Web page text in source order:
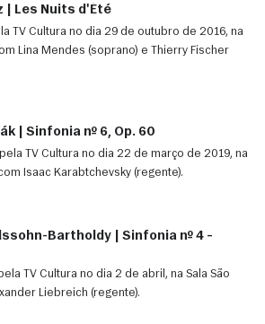
| Les Nuits d'Été
TV Cultura no dia 29 de outubro de 2016, na
Lina Mendes (soprano) e Thierry Fischer
| Sinfonia nº 6, Op. 60
TV Cultura no dia 22 de março de 2019, na
Isaac Karabtchevsky (regente).
Bartholdy | Sinfonia nº 4 –
TV Cultura no dia 2 de abril, na Sala São
Liebreich (regente).